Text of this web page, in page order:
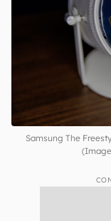
Samsung The